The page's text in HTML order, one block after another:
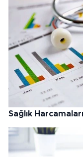
Sağlık